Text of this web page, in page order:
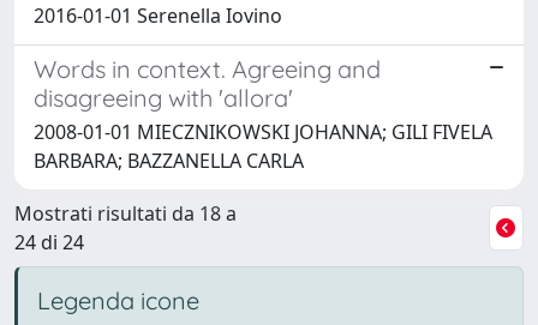
2016-01-01 Serenella Iovino
Words in context. Agreeing and
disagreeing with 'allora'
2008-01-01 MIECZNIKOWSKI JOHANNA; GILI FIVELA
BARBARA; BAZZANELLA CARLA
Mostrati risultati da 18 a
24 di 24
Legenda icone